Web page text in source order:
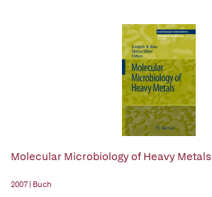
Molecular Microbiology of Heavy Metals
2007 | Buch